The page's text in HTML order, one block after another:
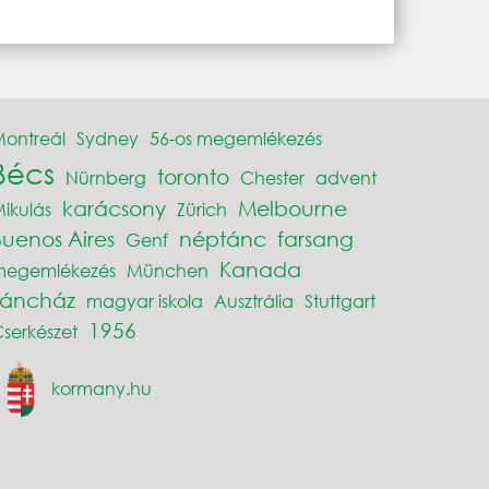
Sydney 56-os megemlékezés
Nürnberg toronto Chester advent
karácsony Zürich Melbourne
Aires Genf néptánc farsang
München Kanada
magyar iskola Ausztrália Stuttgart
1956
kormany.hu